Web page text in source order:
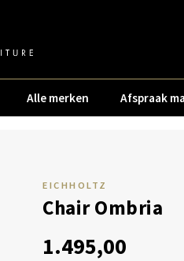
Alle merken Afspraak
EICHHOLTZ
Chair Ombria
1.495,00